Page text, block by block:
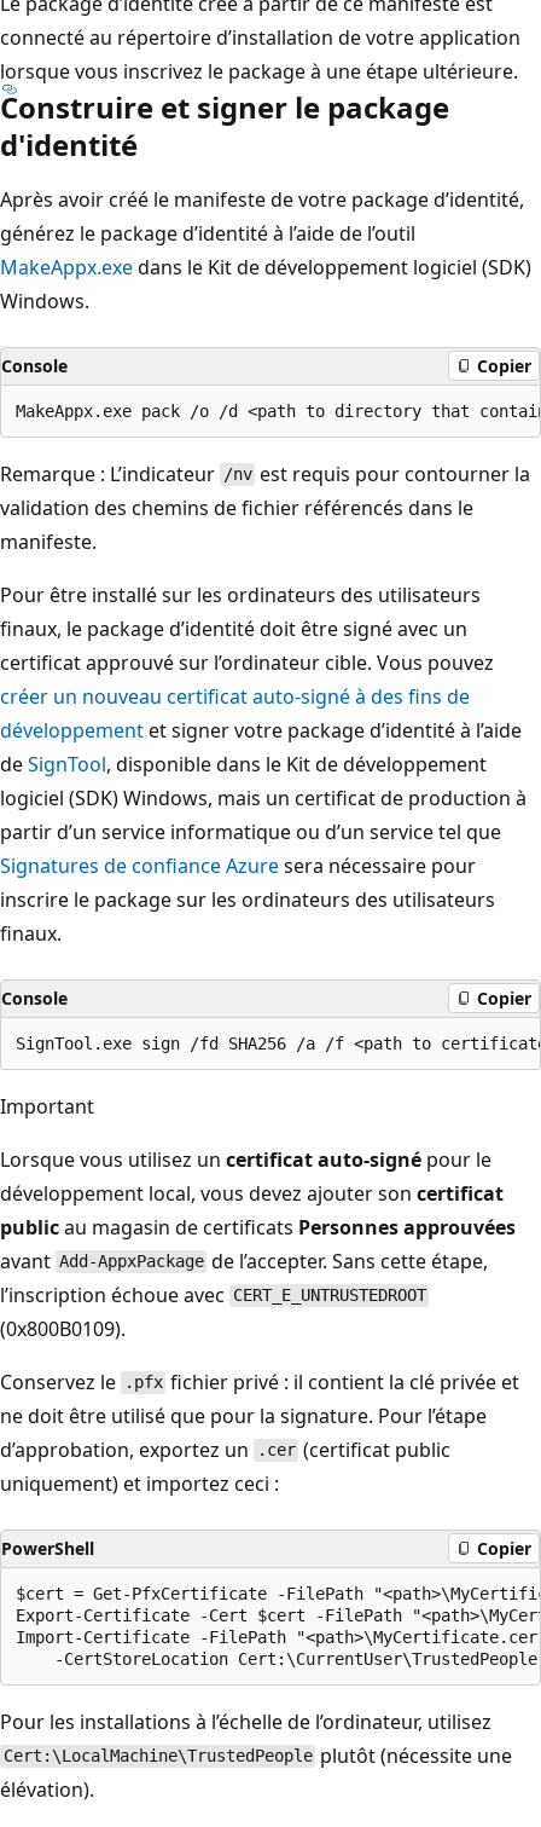
connecté au répertoire d’installation de votre application
lorsque vous inscrivez le package à une étape ultérieure.
Construire et signer le package
d'identité
Après avoir créé le manifeste de votre package d’identité,
générez le package d’identité à l’aide de l’outil
MakeAppx.exedans le Kit de développement logiciel (SDK)
Windows.
Console Copier
Remarque : L’indicateur /nv est requis pour contourner la
validation des chemins de fichier référencés dans le
manifeste.
Pour être installé sur les ordinateurs des utilisateurs
finaux, le package d’identité doit être signé avec un
certificat approuvé sur l’ordinateur cible. Vous pouvez
créer un nouveau certificat auto-signé à des fins de
développementet signer votre package d’identité à l’aide
deSignTool, disponible dans le Kit de développement
logiciel (SDK) Windows, mais un certificat de production à
partir d’un service informatique ou d’un service tel que
Signatures de confiance Azuresera nécessaire pour
inscrire le package sur les ordinateurs des utilisateurs
finaux.
Console Copier
Important
Lorsque vous utilisez un certificat auto-signé pour le
développement local, vous devez ajouter son certificat
publicau magasin de certificats Personnes approuvées
avant Add-AppxPackage de l’accepter. Sans cette étape,
l’inscription échoue avec CERT_E_UNTRUSTEDROOT
(0x800B0109).
Conservez le
.pfx fichier privé : il contient la clé privée et
ne doit être utilisé que pour la signature. Pour l’étape
d’approbation, exportez un
.cer (certificat public
uniquement) et importez ceci :
PowerShell Copier
$cert = Get-PfxCertificate -FilePath
Export-Certificate -Cert $cert -FilePath
Import-Certificate -FilePath
Pour les installations à l’échelle de l’ordinateur, utilisez
Cert:\LocalMachine\TrustedPeople plutôt (nécessite une
élévation).